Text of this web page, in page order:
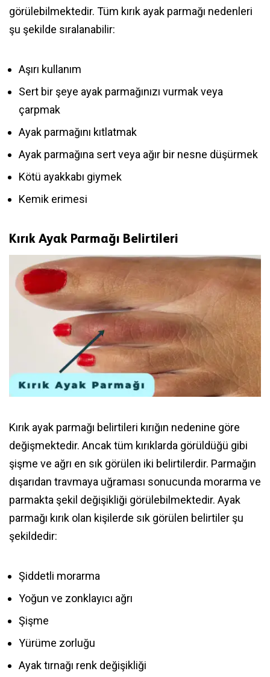
görülebilmektedir. Tüm kırık ayak parmağı nedenleri
şu şekilde sıralanabilir:
Aşırı kullanım
Sert bir şeye ayak parmağınızı vurmak veya
çarpmak
Ayak parmağını kıtlatmak
Ayak parmağına sert veya ağır bir nesne düşürmek
Kötü ayakkabı giymek
Kemik erimesi
Kırık Ayak Parmağı Belirtileri
Kırık ayak parmağı belirtileri kırığın nedenine göre
değişmektedir. Ancak tüm kırıklarda görüldüğü gibi
şişme ve ağrı en sık görülen iki belirtilerdir. Parmağın
dışarıdan travmaya uğraması sonucunda morarma ve
parmakta şekil değişikliği görülebilmektedir. Ayak
parmağı kırık olan kişilerde sık görülen belirtiler şu
şekildedir:
Şiddetli morarma
Yoğun ve zonklayıcı ağrı
Şişme
Yürüme zorluğu
Ayak tırnağı renk değişikliği